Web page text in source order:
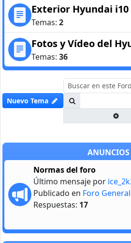
Exterior Hyundai i10
Temas: 2
Fotos y Vídeo del
Temas: 36
Nuevo Tema
ANUNCIOS
Normas del foro
Último mensaje por
Publicado en Foro
Respuestas: 17